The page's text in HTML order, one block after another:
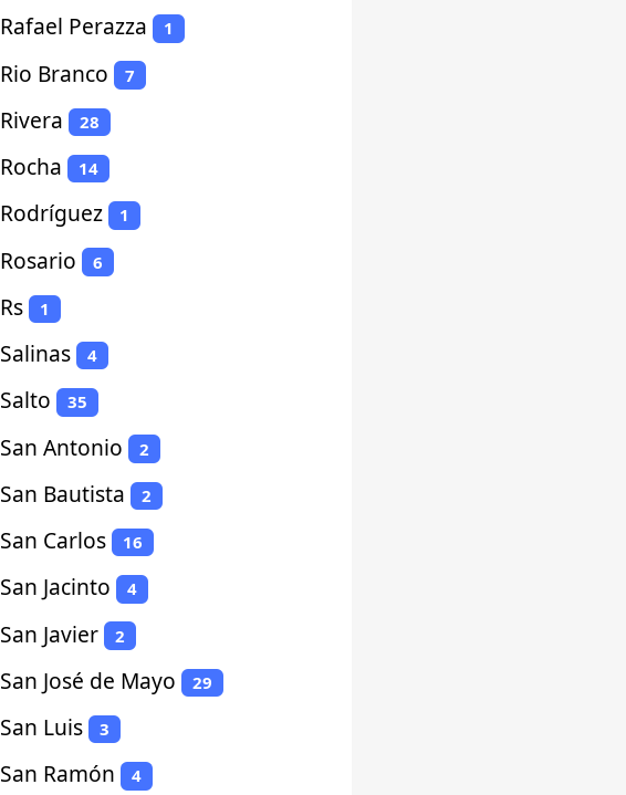
Rafael Perazza 1
Rio Branco 7
Rivera 28
Rocha 14
Rodríguez 1
Rosario 6
Rs 1
Salinas 4
Salto 35
San Antonio 2
San Bautista 2
San Carlos 16
San Jacinto 4
San Javier 2
San José de Mayo 29
San Luis 3
San Ramón 4